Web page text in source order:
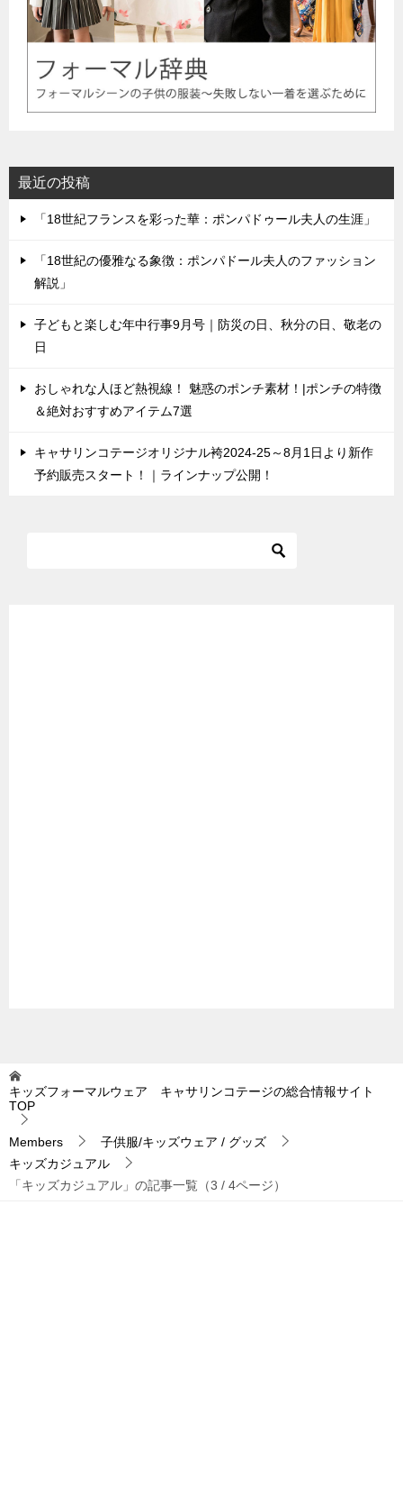
最近の投稿
「18世紀フランスを彩った華：ポンパドゥール夫人の生涯」
「18世紀の優雅なる象徴：ポンパドール夫人のファッション
解説」
子どもと楽しむ年中行事9月号｜防災の日、秋分の日、敬老の
日
おしゃれな人ほど熱視線！ 魅惑のポンチ素材！|ポンチの特徴
＆絶対おすすめアイテム7選
キャサリンコテージオリジナル袴2024-25～8月1日より新作
予約販売スタート！｜ラインナップ公開！
キッズフォーマルウェア キャサリンコテージの総合情報サイト
TOP
Members
子供服/キッズウェア / グッズ
キッズカジュアル
「キッズカジュアル」の記事一覧（3 / 4ページ）